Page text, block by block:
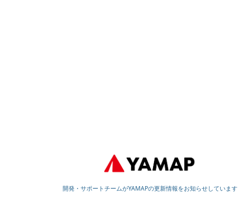
開発・サポートチームがYAMAPの更新情報をお知らせしています